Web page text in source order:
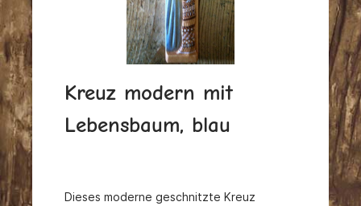
Kreuz modern mit
Lebensbaum, blau
Dieses moderne geschnitzte Kreuz